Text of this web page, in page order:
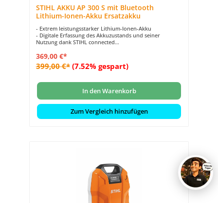
STIHL AKKU AP 300 S mit Bluetooth
Lithium-Ionen-Akku Ersatzakku
- Extrem leistungsstarker Lithium-Ionen-Akku
- Digitale Erfassung des Akkuzustands und seiner
Nutzung dank STIHL connected
- Laufzeit abhängig je nach Gerätetyp
- Mit Ladezustandsanzeige (LED)
369,00 €*
399,00 €* (7.52% gespart)
In den Warenkorb
Zum Vergleich hinzufügen